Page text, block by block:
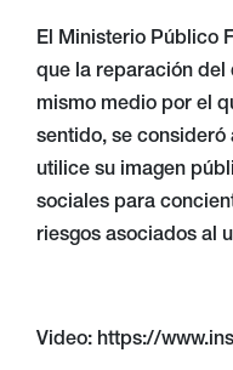
El Ministerio Público
que la reparación del
mismo medio por el
sentido, se
utilice su imagen
sociales para
riesgos asociados al
Video: https://